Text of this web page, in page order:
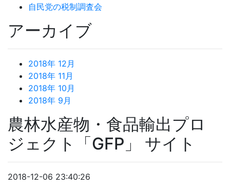
自民党の税制調査会
アーカイブ
2018年 12月
2018年 11月
2018年 10月
2018年 9月
農林水産物・食品輸出プロ
ジェクト「GFP」 サイト
2018-12-06 23:40:26